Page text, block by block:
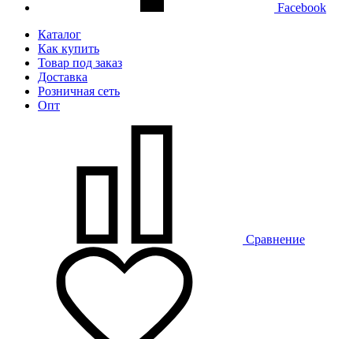
Facebook
Каталог
Как купить
Товар под заказ
Доставка
Розничная сеть
Опт
Сравнение